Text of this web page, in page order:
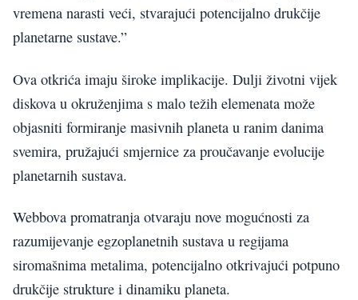
vremena narasti veći, stvarajući potencijalno drukčije
planetarne sustave.”
Ova otkrića imaju široke implikacije. Dulji životni vijek
diskova u okruženjima s malo težih elemenata može
objasniti formiranje masivnih planeta u ranim danima
svemira, pružajući smjernice za proučavanje evolucije
planetarnih sustava.
Webbova promatranja otvaraju nove mogućnosti za
razumijevanje egzoplanetnih sustava u regijama
siromašnima metalima, potencijalno otkrivajući potpuno
drukčije strukture i dinamiku planeta.